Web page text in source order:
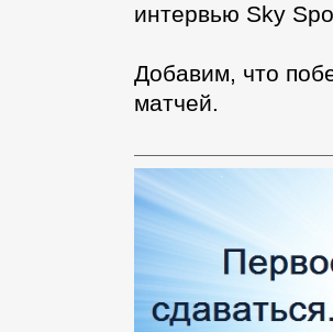
интервью Sky
Добавим, что
матчей.